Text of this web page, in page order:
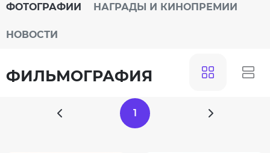
ФОТОГРАФИИ НАГРАДЫ И КИНОПРЕМИИ
НОВОСТИ
ФИЛЬМОГРАФИЯ
1